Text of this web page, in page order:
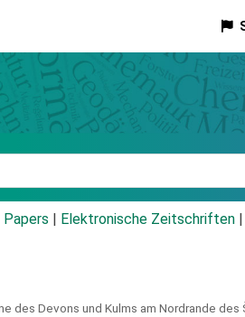
Elektronische Zeitschriften
Devons und Kulms am Nordrande